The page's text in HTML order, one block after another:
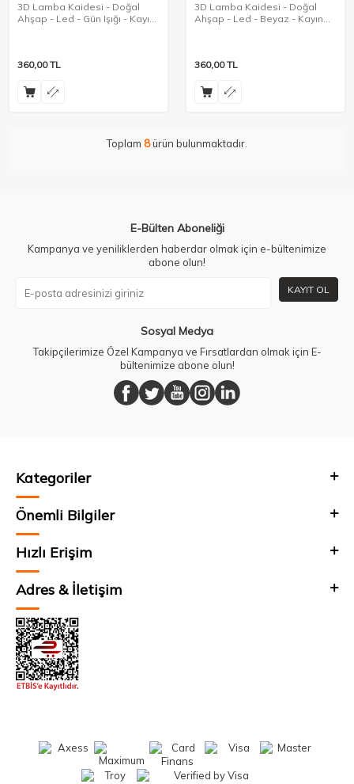
3D Lamba Kaidesi - Doğal
Ahşap - Led - Gün Işığı - Kayın
360,00TL
3D Lamba Kaidesi - Doğal
Ahşap - Led - Beyaz - Kayın
360,00TL
Toplam 8ürün bulunmaktadır.
E-Bülten Aboneliği
Kampanya ve yeniliklerden haberdar olmak için e-bültenimize
abone olun!
KAYIT OL
Sosyal Medya
Takipçilerimize Özel Kampanya ve Fırsatlardan olmak için E-
bültenimize abone olun!
Kategoriler
Önemli Bilgiler
Hızlı Erişim
Adres & İletişim